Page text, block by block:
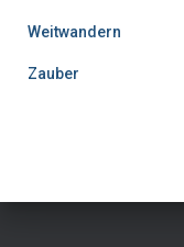
Weitwandern
Zauber